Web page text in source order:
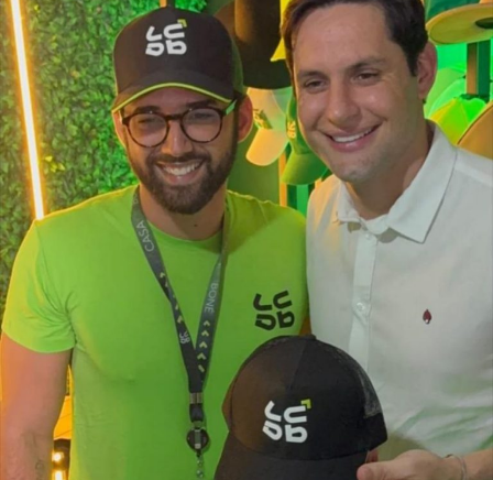
Especialistas que analisaram os dados também atribuem
esse resultado ao trabalho desenvolvido pela política
municipal de assistência social. Na avaliação deles, a
atuação da gestão da Secretaria Municipal de Trabalho,
Habitação e Assistência Social, comandada pela
secretária Suzete Pereira, tem contribuído para fortalecer
ações de inclusão social, qualificação e
acompanhamento das famílias, favorecendo a autonomia
financeira e reduzindo a dependência de programas de
transferência de renda.
O estudo também aponta que outros municípios da região
do Seridó, como Ouro Branco, Cruzeta, Jardim do Seridó
e Acari, apresentam indicadores semelhantes em razão
da combinação entre atividade industrial, pecuária
leiteira, comércio, setor público e indicadores de
desenvolvimento humano superiores aos registrados em
boa parte do interior potiguar.